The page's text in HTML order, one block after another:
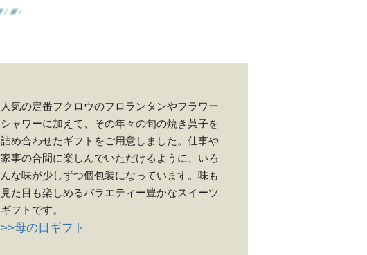
人気の定番フクロウのフロランタンやフラワー
シャワーに加えて、その年々の旬の焼き菓子を
詰め合わせたギフトをご用意しました。仕事や
家事の合間に楽しんでいただけるように、いろ
んな味が少しずつ個包装になっています。味も
見た目も楽しめるバラエティー豊かなスイーツ
ギフトです。
>>母の日ギフト